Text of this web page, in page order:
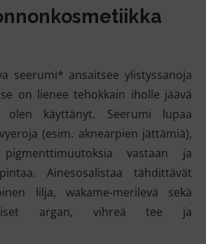
seerumi* ansaitsee ylistyssanoja
on lienee tehokkain iholle jäävä
käyttänyt. Seerumi lupaa
(esim. aknearpien jättämiä),
vastaan ja
Ainesosalistaa tähdittävät
lilja, wakame-merilevä sekä
argan, vihreä tee ja